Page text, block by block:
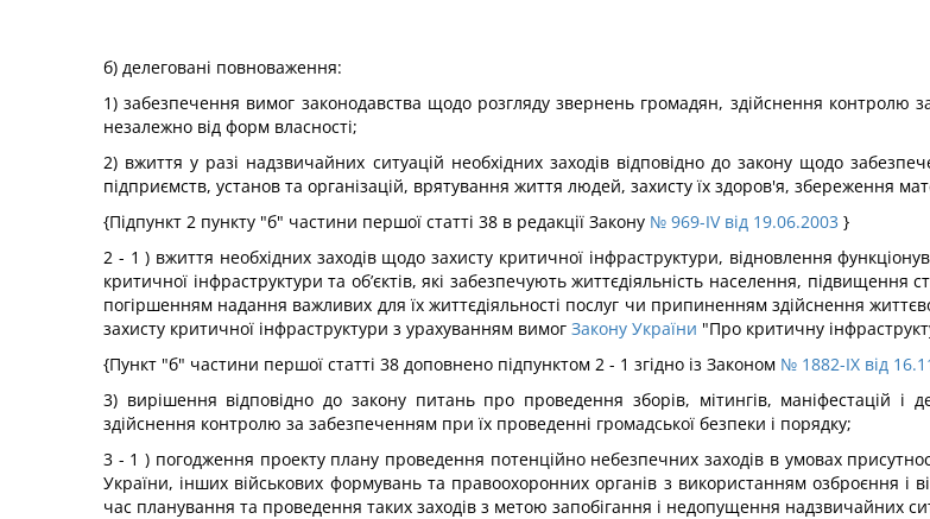
б) делеговані повноваження:
1) забезпечення вимог законодавства щодо розгляду звернень громадян, здійснення контролю
незалежно від форм власності;
2) вжиття у разі надзвичайних ситуацій необхідних заходів відповідно до закону щодо
підприємств, установ та організацій, врятування життя людей, захисту їх здоров'я, збереження
{Підпункт 2 пункту "б" частини першої статті 38 в редакції Закону № 969-IV від 19.06.2003 }
2 - 1 ) вжиття необхідних заходів щодо захисту критичної інфраструктури, відновлення
критичної інфраструктури та об’єктів, які забезпечують життєдіяльність населення,
погіршенням надання важливих для їх життєдіяльності послуг чи припиненням здійснення
захисту критичної інфраструктури з урахуванням вимог Закону України "Про критичну
{Пункт "б" частини першої статті 38 доповнено підпунктом 2 - 1 згідно із Законом № 1882-IX від
3) вирішення відповідно до закону питань про проведення зборів, мітингів, маніфестацій
здійснення контролю за забезпеченням при їх проведенні громадської безпеки і порядку;
3 - 1 ) погодження проекту плану проведення потенційно небезпечних заходів в умовах
України, інших військових формувань та правоохоронних органів з використанням озброєння і
час планування та проведення таких заходів з метою запобігання і недопущення надзвичайних